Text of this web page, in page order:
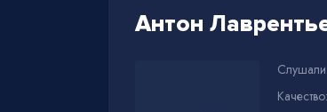
Антон
Слушали:
Качество: